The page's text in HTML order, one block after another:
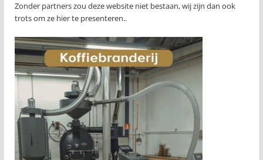
Zonder partners zou deze website niet bestaan, wij zijn dan ook
trots om ze hier te presenteren..